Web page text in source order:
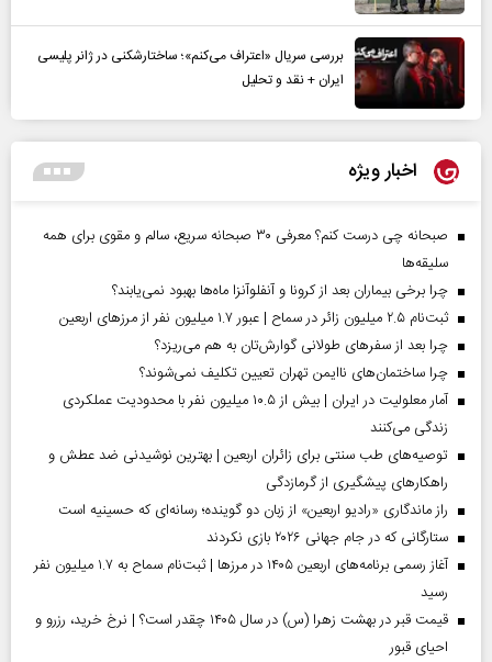
بررسی سریال «اعتراف می‌کنم»؛ ساختارشکنی در ژانر پلیسی
ایران + نقد و تحلیل
اخبار ویژه
صبحانه چی درست کنم؟ معرفی ۳۰ صبحانه سریع، سالم و مقوی برای همه
سلیقه‌ها
چرا برخی بیماران بعد از کرونا و آنفلوآنزا ماه‌ها بهبود نمی‌یابند؟
ثبت‌نام ۲.۵ میلیون زائر در سماح | عبور ۱.۷ میلیون نفر از مرز‌های اربعین
چرا بعد از سفرهای طولانی گوارش‌تان به هم می‌ریزد؟
چرا ساختمان‌های ناایمن تهران تعیین تکلیف نمی‌شوند؟
آمار معلولیت در ایران | بیش از ۱۰.۵ میلیون نفر با محدودیت عملکردی
زندگی می‌کنند
توصیه‌های طب سنتی برای زائران اربعین | بهترین نوشیدنی ضد عطش و
راهکارهای پیشگیری از گرمازدگی
راز ماندگاری «رادیو اربعین» از زبان دو گوینده؛ رسانه‌ای که حسینیه است
ستارگانی که در جام جهانی ۲۰۲۶ بازی نکردند
آغاز رسمی برنامه‌های اربعین ۱۴۰۵ در مرز‌ها | ثبت‌نام سماح به ۱.۷ میلیون نفر
رسید
قیمت قبر در بهشت زهرا (س) در سال ۱۴۰۵ چقدر است؟ | نرخ خرید، رزرو و
احیای قبور